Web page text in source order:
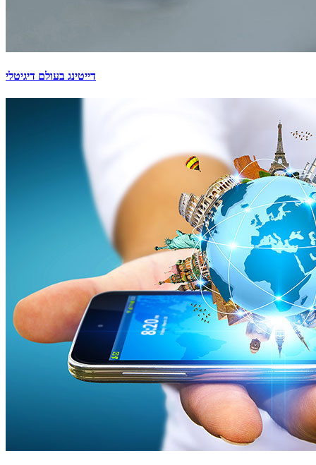
דייטינג בעולם דיגיטלי